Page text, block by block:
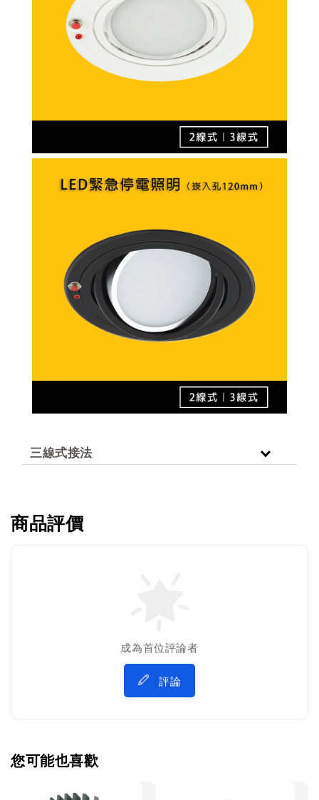
三線式接法
商品評價
成為首位評論者
評論
您可能也喜歡